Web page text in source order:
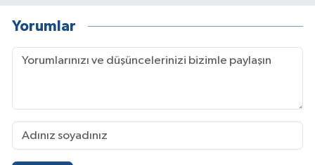
Yorumlar